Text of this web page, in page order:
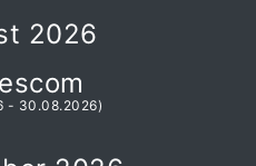
2026
- 30.08.2026)